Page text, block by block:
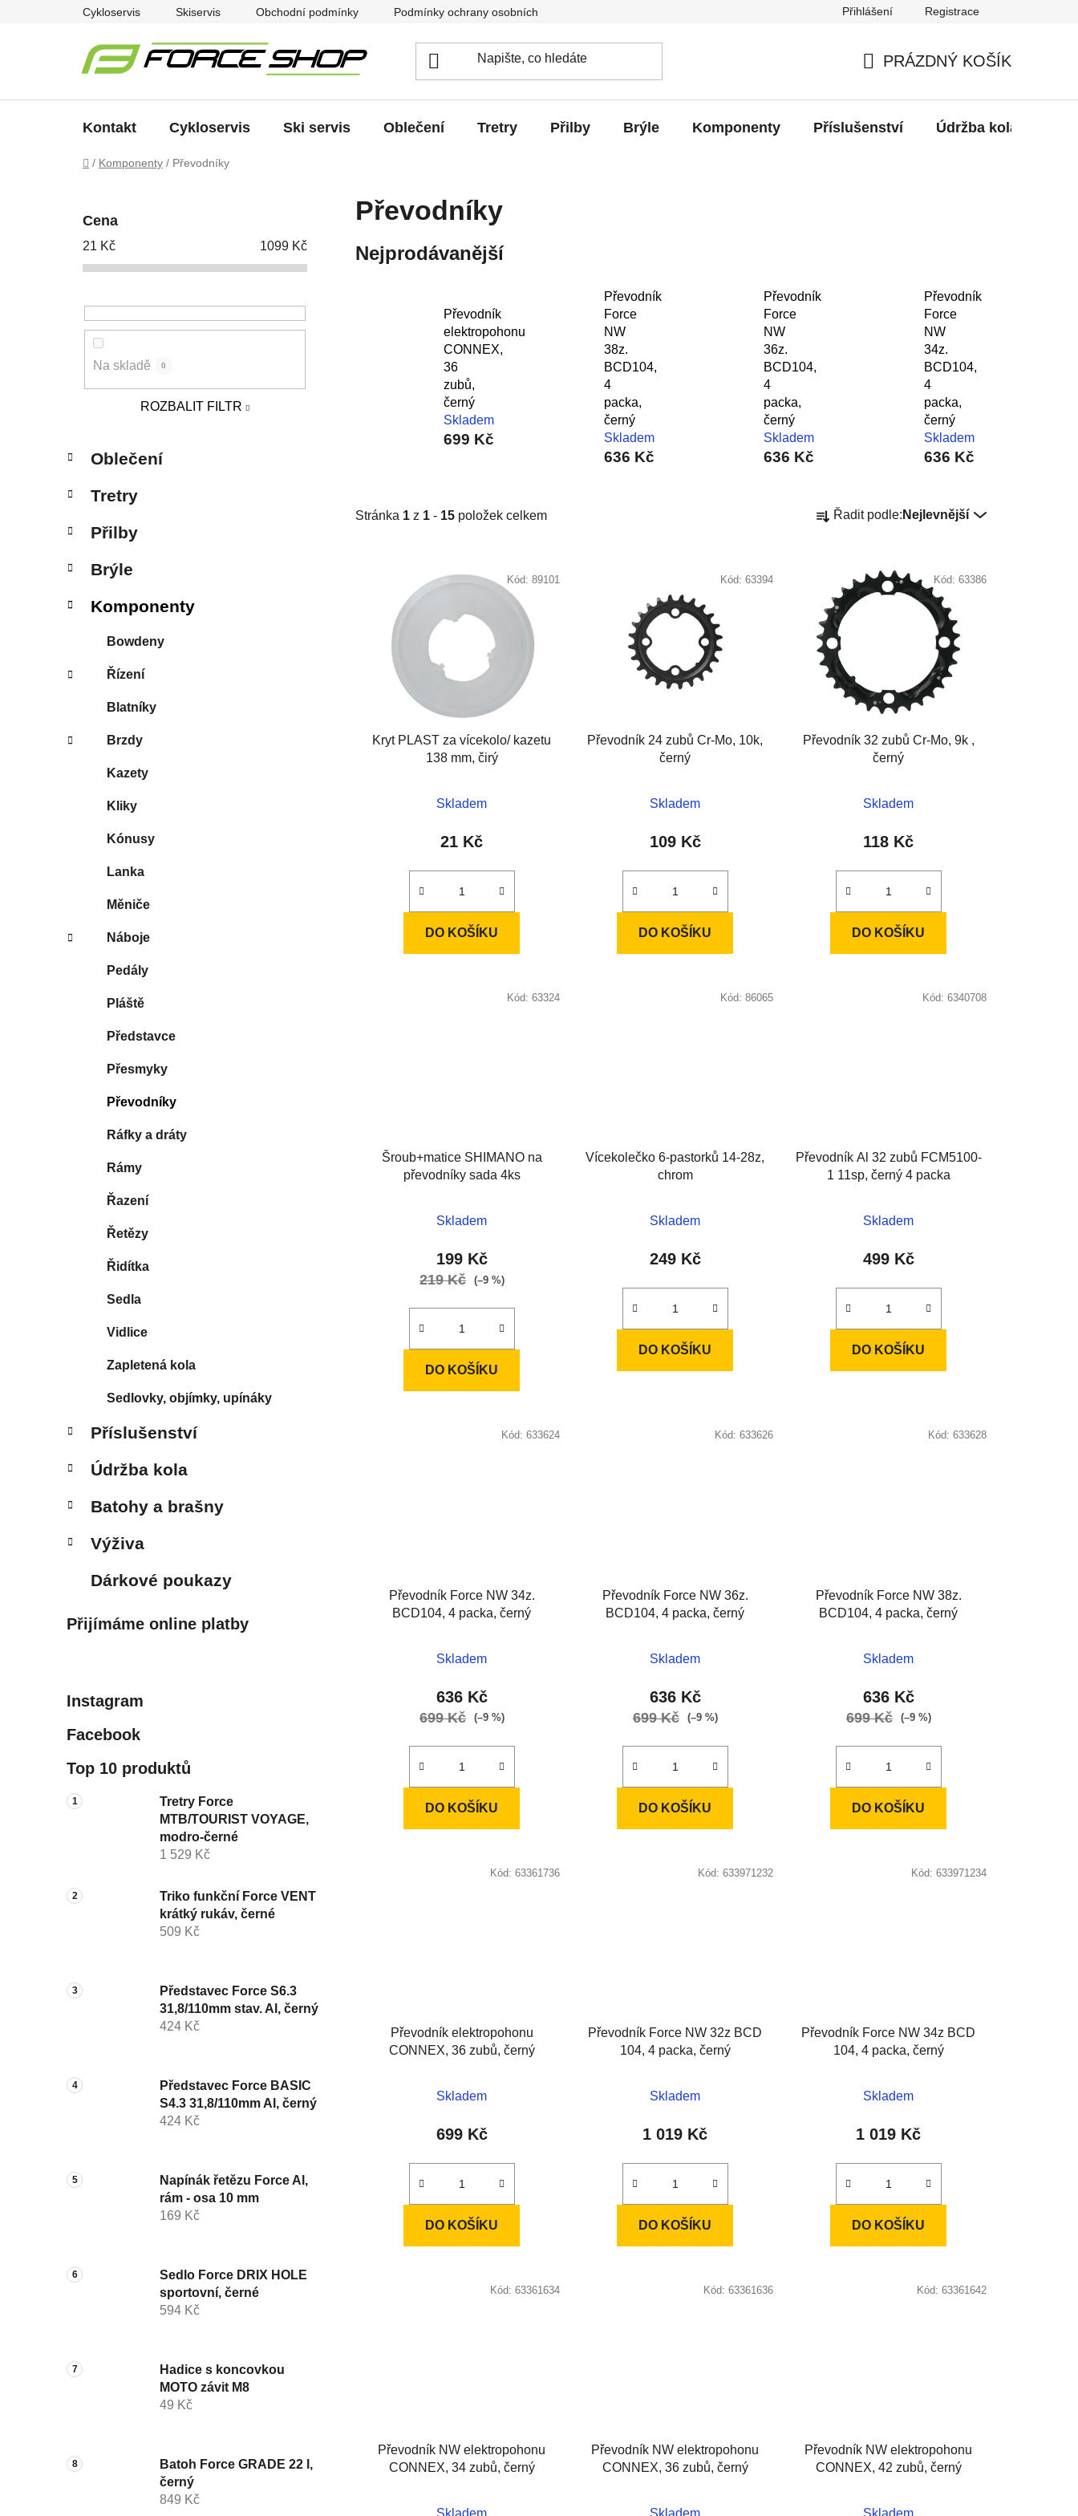
Cykloservis Skiservis Obchodní podmínky Podmínky ochrany osobních údajů Přihlášení Registrace
KOŠÍK
PRÁZDNÝ KOŠÍK
Kontakt Cykloservis Ski servis Oblečení Tretry Přilby Brýle Komponenty Příslušenství Údržba kola
Domů
/ Komponenty / Převodníky
l
Cena
21 Kč 1099 Kč
Na skladě 0
ROZBALIT FILTR
kategorie
a
e
o
i
Oblečení
Tretry
Přilby
Brýle
Komponenty
Bowdeny
Řízení
Blatníky
Brzdy
Kazety
Kliky
Kónusy
Lanka
Měniče
Náboje
Pedály
Pláště
Představce
Přesmyky
Převodníky
Ráfky a dráty
Rámy
Řazení
Řetězy
Řidítka
Sedla
Vidlice
Zapletená kola
Sedlovky, objímky, upínáky
Příslušenství
Údržba kola
Batohy a brašny
Výživa
Dárkové poukazy
Přijímáme online platby
Instagram
Facebook
Top 10 produktů
Tretry Force
MTB/TOURIST VOYAGE,
modro-černé
1 529 Kč
Triko funkční Force VENT
krátký rukáv, černé
509 Kč
Představec Force S6.3
31,8/110mm stav. Al, černý
424 Kč
Představec Force BASIC
S4.3 31,8/110mm Al, černý
424 Kč
Napínák řetězu Force Al,
rám - osa 10 mm
169 Kč
Sedlo Force DRIX HOLE
sportovní, černé
594 Kč
Hadice s koncovkou
MOTO závit M8
49 Kč
Batoh Force GRADE 22 l,
černý
849 Kč
Převodníky
Nejprodávanější
Převodník
elektropohonu
CONNEX,
36
zubů,
černý
Skladem
699 Kč
Převodník
Force
NW
38z.
BCD104,
4
packa,
černý
Skladem
636 Kč
Převodník
Force
NW
36z.
BCD104,
4
packa,
černý
Skladem
636 Kč
Převodník
Force
NW
34z.
BCD104,
4
packa,
černý
Skladem
636 Kč
Stránka 1 z 1 - 15 položek celkem
a
p
r
o
k
Řadit podle: Nejlevnější
Kryt PLAST za vícekolo/ kazetu
138 mm, čirý
Skladem
21 Kč
DO KOŠÍKU
Kód: 89101
Převodník 24 zubů Cr-Mo, 10k,
černý
Skladem
109 Kč
DO KOŠÍKU
Kód: 63394
Převodník 32 zubů Cr-Mo, 9k ,
černý
Skladem
118 Kč
DO KOŠÍKU
Kód: 63386
Šroub+matice SHIMANO na
převodníky sada 4ks
Skladem
199 Kč
219 Kč (–9 %)
DO KOŠÍKU
Kód: 63324
Vícekolečko 6-pastorků 14-28z,
chrom
Skladem
249 Kč
DO KOŠÍKU
Kód: 86065
Převodník Al 32 zubů FCM5100-
1 11sp, černý 4 packa
Skladem
499 Kč
DO KOŠÍKU
Kód: 6340708
Převodník Force NW 34z.
BCD104, 4 packa, černý
Skladem
636 Kč
699 Kč (–9 %)
DO KOŠÍKU
Kód: 633624
Převodník Force NW 36z.
BCD104, 4 packa, černý
Skladem
636 Kč
699 Kč (–9 %)
DO KOŠÍKU
Kód: 633626
Převodník Force NW 38z.
BCD104, 4 packa, černý
Skladem
636 Kč
699 Kč (–9 %)
DO KOŠÍKU
Kód: 633628
Převodník elektropohonu
CONNEX, 36 zubů, černý
Skladem
699 Kč
DO KOŠÍKU
Kód: 63361736
Převodník Force NW 32z BCD
104, 4 packa, černý
Skladem
1 019 Kč
DO KOŠÍKU
Kód: 633971232
Převodník Force NW 34z BCD
104, 4 packa, černý
Skladem
1 019 Kč
DO KOŠÍKU
Kód: 633971234
Převodník NW elektropohonu
CONNEX, 34 zubů, černý
Kód: 63361634
Převodník NW elektropohonu
CONNEX, 36 zubů, černý
Kód: 63361636
Převodník NW elektropohonu
CONNEX, 42 zubů, černý
Kód: 63361642